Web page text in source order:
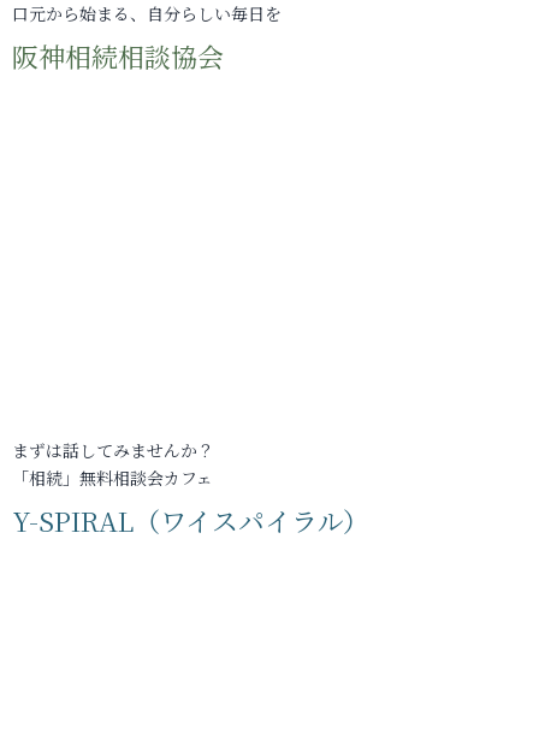
口元から始まる、自分らしい毎日を
阪神相続相談協会
まずは話してみませんか？
「相続」無料相談会カフェ
Y-SPIRAL（ワイスパイラル）